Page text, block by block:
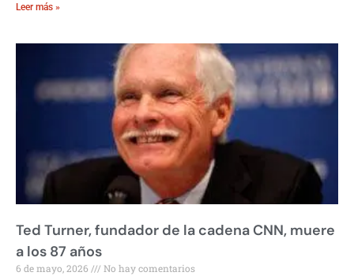
Leer más »
Ted Turner, fundador de la cadena CNN, muere
a los 87 años
6 de mayo, 2026 No hay comentarios